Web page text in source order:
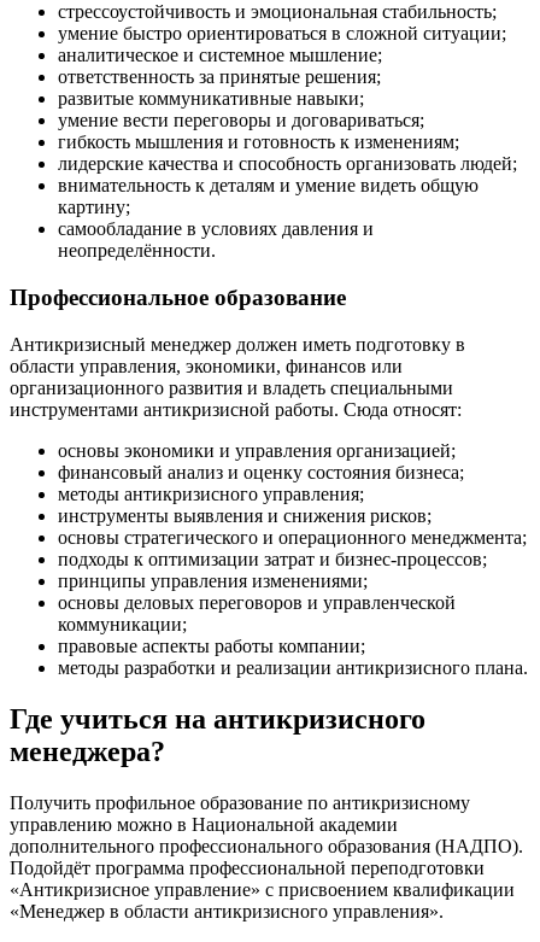
стрессоустойчивость и эмоциональная стабильность;
умение быстро ориентироваться в сложной ситуации;
аналитическое и системное мышление;
ответственность за принятые решения;
развитые коммуникативные навыки;
умение вести переговоры и договариваться;
гибкость мышления и готовность к изменениям;
лидерские качества и способность организовать людей;
внимательность к деталям и умение видеть общую
картину;
самообладание в условиях давления и
неопределённости.
Профессиональное образование
Антикризисный менеджер должен иметь подготовку в
области управления, экономики, финансов или
организационного развития и владеть специальными
инструментами антикризисной работы. Сюда относят:
основы экономики и управления организацией;
финансовый анализ и оценку состояния бизнеса;
методы антикризисного управления;
инструменты выявления и снижения рисков;
основы стратегического и операционного менеджмента;
подходы к оптимизации затрат и бизнес-процессов;
принципы управления изменениями;
основы деловых переговоров и управленческой
коммуникации;
правовые аспекты работы компании;
методы разработки и реализации антикризисного плана.
Где учиться на антикризисного
менеджера?
Получить профильное образование по антикризисному
управлению можно в Национальной академии
дополнительного профессионального образования (НАДПО).
Подойдёт программа профессиональной переподготовки
«Антикризисное управление» с присвоением квалификации
«Менеджер в области антикризисного управления».